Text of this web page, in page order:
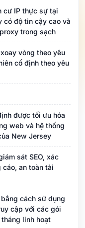
cư IP thực sự tại
có độ tin cậy cao và
trong sạch
vòng theo yêu
cố định theo yêu
được tối ưu hóa
web và hệ thống
New Jersey
sát SEO, xác
cáo, an toàn tài
cách sử dụng
cập với các gói
linh hoạt